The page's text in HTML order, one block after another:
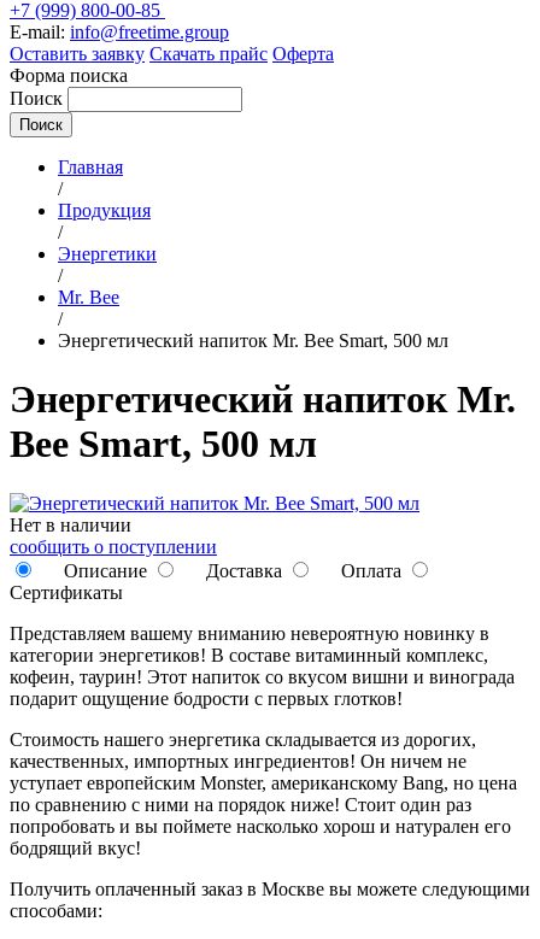
+7 (999) 800-00-85
E-mail: info@freetime.group
Оставить заявку Скачать прайс Оферта
Форма поиска
Поиск
Главная
/
Продукция
/
Энергетики
/
Mr. Bee
/
Энергетический напиток Mr. Bee Smart, 500 мл
Энергетический напиток Mr.
Bee Smart, 500 мл
Нет в наличии
сообщить о поступлении
Описание
Доставка
Оплата
Сертификаты
Представляем вашему вниманию невероятную новинку в
категории энергетиков! В составе витаминный комплекс,
кофеин, таурин! Этот напиток со вкусом вишни и винограда
подарит ощущение бодрости с первых глотков!
Стоимость нашего энергетика складывается из дорогих,
качественных, импортных ингредиентов! Он ничем не
уступает европейским Monster, американскому Bang, но цена
по сравнению с ними на порядок ниже! Стоит один раз
попробовать и вы поймете насколько хорош и натурален его
бодрящий вкус!
Получить оплаченный заказ в Москве вы можете следующими
способами: